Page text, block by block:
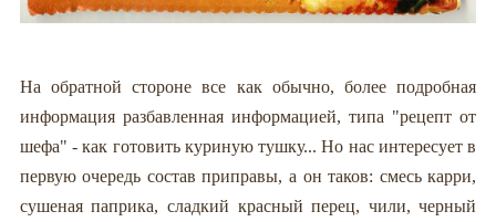
На обратной стороне все как обычно, более подробная
информация разбавленная информацией, типа "рецепт от
шефа" - как готовить куриную тушку... Но нас интересует в
первую очередь состав приправы, а он таков: смесь карри,
сушеная паприка, сладкий красный перец, чили, черный